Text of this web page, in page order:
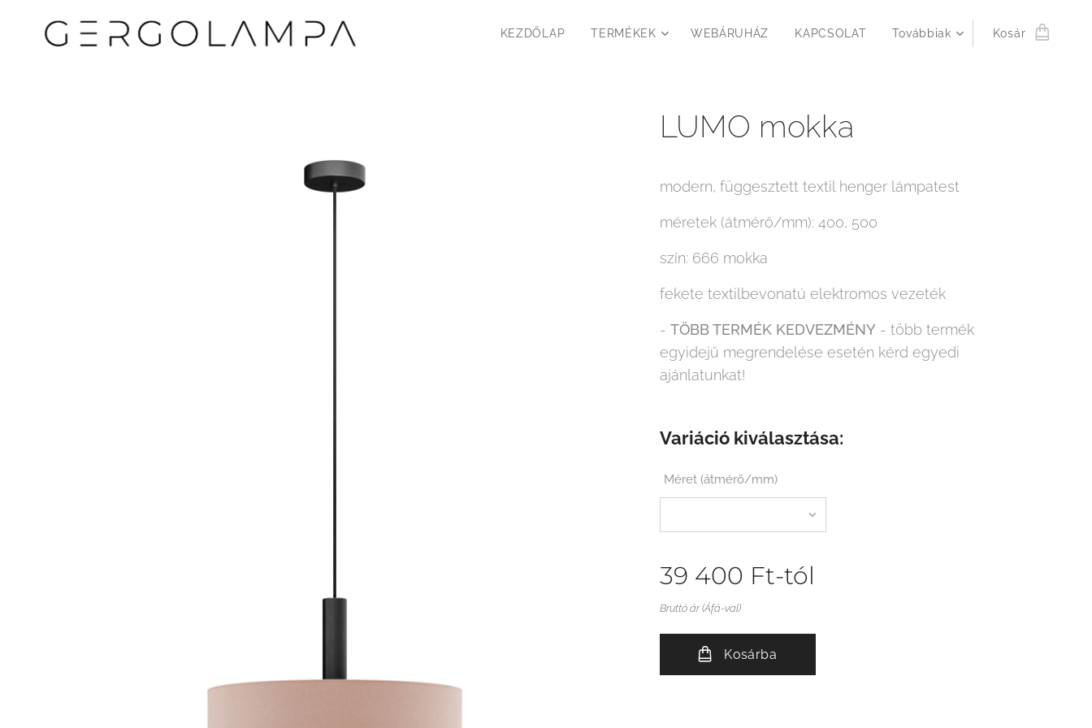
KEZDŐLAP TERMÉKEK WEBÁRUHÁZ KAPCSOLAT Továbbiak Kosár
LUMO mokka
modern, függesztett textil henger lámpatest
méretek (átmérő/mm): 400, 500
szín: 666 mokka
fekete textilbevonatú elektromos vezeték
- TÖBB TERMÉK KEDVEZMÉNY - több termék
egyidejű megrendelése esetén kérd egyedi
ajánlatunkat!
Variáció kiválasztása:
Méret (átmérő/mm)
39 400 Ft-tól
Bruttó ár (Áfá-val)
Kosárba